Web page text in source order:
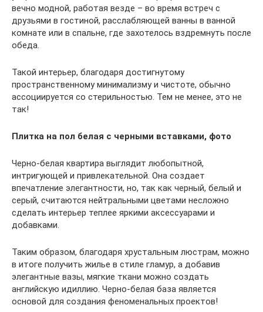
вечно модной, работая везде – во время встреч с
друзьями в гостиной, расслабляющей ванны в ванной
комнате или в спальне, где захотелось вздремнуть после
обеда.
Такой интерьер, благодаря достигнутому
пространственному минимализму и чистоте, обычно
ассоциируется со стерильностью. Тем не менее, это не
так!
Плитка на пол белая с черными вставками, фото
Черно-белая квартира выглядит любопытной,
интригующей и привлекательной. Она создает
впечатление элегантности, но, так как черный, белый и
серый, считаются нейтральными цветами несложно
сделать интерьер теплее яркими аксессуарами и
добавками.
Таким образом, благодаря хрустальным люстрам, можно
в итоге получить жилье в стиле гламур, а добавив
элегантные вазы, мягкие ткани можно создать
английскую идиллию. Черно-белая база является
основой для создания феноменальных проектов!